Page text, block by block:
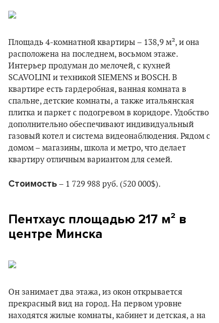
Площадь 4-комнатной квартиры – 138,9 м², и она
расположена на последнем, восьмом этаже.
Интерьер продуман до мелочей, с кухней
SCAVOLINI и техникой SIEMENS и BOSCH. В
квартире есть гардеробная, ванная комната в
спальне, детские комнаты, а также итальянская
плитка и паркет с подогревом в коридоре. Удобство
дополнительно обеспечивают индивидуальный
газовый котел и система видеонаблюдения. Рядом с
домом – магазины, школа и метро, что делает
квартиру отличным вариантом для семей.
Стоимость – 1 729 988 руб. (520 000$).
Пентхаус площадью 217 м² в
центре Минска
Он занимает два этажа, из окон открывается
прекрасный вид на город. На первом уровне
находятся жилые комнаты, кабинет и детская, а на